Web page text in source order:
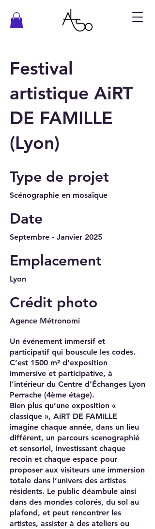
Festival
artistique AiRT
DE FAMILLE
(Lyon)
Type de projet
Scénographie en mosaïque
Date
Septembre - Janvier 2025
Emplacement
Lyon
Crédit photo
Agence Métronomi
Un événement immersif et
participatif qui bouscule les codes.
C’est 1500 m² d’exposition
immersive et participative, à
l’intérieur du Centre d’Échanges Lyon
Perrache (4ème étage).
Bien plus qu’une exposition «
classique », AiRT DE FAMILLE
imagine chaque année, dans un lieu
différent, un parcours scenographié
et sensoriel, investissant chaque
recoin et chaque espace pour
proposer aux visiteurs une immersion
totale dans l’univers des artistes
résidents. Le public déambule ainsi
dans des mondes colorés, du sol au
plafond, et peut rencontrer les
artistes, assister à des ateliers ou